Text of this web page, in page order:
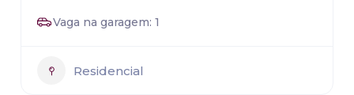
Vaga na garagem: 1
Residencial